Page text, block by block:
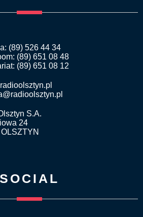
(89) 526 44 34
(89) 651 08 48
(89) 651 08 12
S.A.
24
SOCIAL